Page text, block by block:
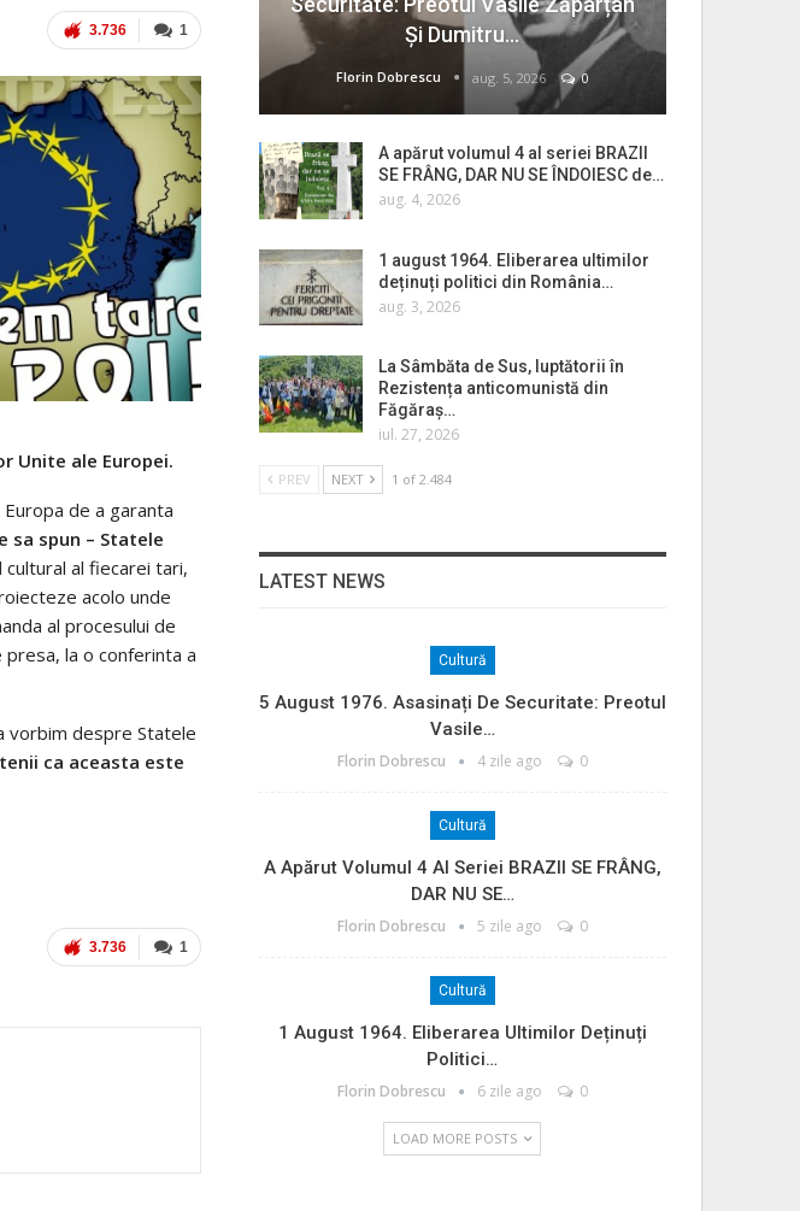
1
3.736
Unite ale Europei.
de a garanta
sa spun – Statele
al fiecarei tari,
acolo unde
al procesului de
la o conferinta a
vorbim despre Statele
ca aceasta este
1
3.736
Și Dumitru…
Florin Dobrescu aug. 5, 2026 0
A apărut volumul 4 al seriei BRAZII
SE FRÂNG, DAR NU SE ÎNDOIESC de…
aug. 4, 2026
1 august 1964. Eliberarea ultimilor
deținuți politici din România…
aug. 3, 2026
La Sâmbăta de Sus, luptătorii în
Rezistența anticomunistă din
Făgăraș…
iul. 27, 2026
PREV NEXT 1 of 2.484
LATEST NEWS
Cultură
5 August 1976. Asasinați De Securitate: Preotul
Vasile…
Florin Dobrescu 4 zile ago 0
Cultură
A Apărut Volumul 4 Al Seriei BRAZII SE FRÂNG,
DAR NU SE…
Florin Dobrescu 5 zile ago 0
Cultură
1 August 1964. Eliberarea Ultimilor Deținuți
Politici…
Florin Dobrescu 6 zile ago 0
LOAD MORE POSTS